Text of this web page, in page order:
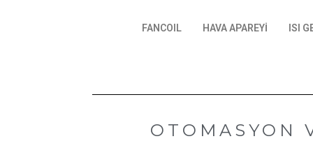
FANCOIL HAVA APAREYİ ISI
OTOMASYON